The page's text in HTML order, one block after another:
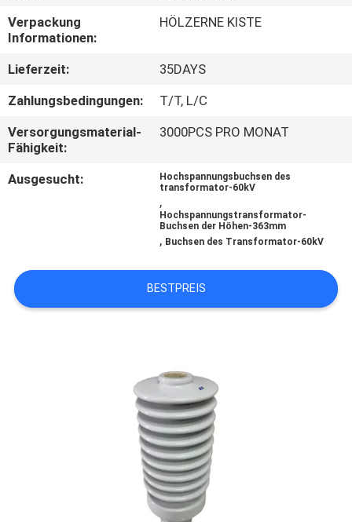
QUALITÄTSKONTROLLE
TRETEN
SIE
MIT
UNS
IN
SITEMAP
Verpackung
Informationen:
HÖLZERNE KISTE
Lieferzeit:
35DAYS
Zahlungsbedingungen:
T/T, L/C
Versorgungsmaterial-
Fähigkeit:
3000PCS PRO MONAT
Ausgesucht:
Hochspannungsbuchsen des
transformator-60kV
,
Hochspannungstransformator-
Buchsen der Höhen-363mm
, Buchsen des Transformator-60kV
BESTPREIS